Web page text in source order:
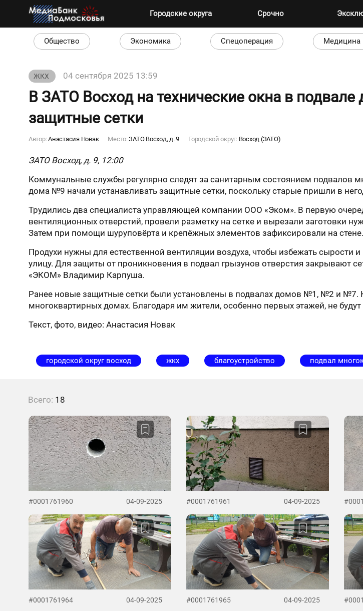
Городские округа Срочно
Общество Экономика Спецоперация Медицина
ЖКХ 04 сентября 2025 13:59
В ЗАТО Восход на технические окна в
защитные сетки
Автор:Анастасия Новак Место:ЗАТО Восход, д. 9 Городской округ: Восход (ЗАТО)
ЗАТО Восход, д. 9, 12:00
Коммунальные службы регулярно следят за санитарным состоянием подвалов
дома №9 начали устанавливать защитные сетки, поскольку старые пришли в
Трудились два специалиста управляющей компании ООО «Эком». В первую
вентиляционных отверстий, провели разметку на сетке и вырезали заготовки
Затем при помощи шуруповёрта и крепёжных элементов зафиксировали на
Продухи нужны для естественной вентиляции воздуха, чтобы избежать сырости
улицу. Для защиты от проникновения в подвал грызунов отверстия закрывают
«ЭКОМ» Владимир Карпуша.
Ранее новые защитные сетки были установлены в подвалах домов №1, №2 и №7. К
многоквартирных домах. Благодаря им жители, особенно первых этажей, не
Текст, фото, видео: Анастасия Новак
городской округ восход жкх благоустройство подвал
Всего: 18
#0001761960 04-09-2025 #0001761961 04-09-2025
#0001761964 04-09-2025 #0001761965 04-09-2025